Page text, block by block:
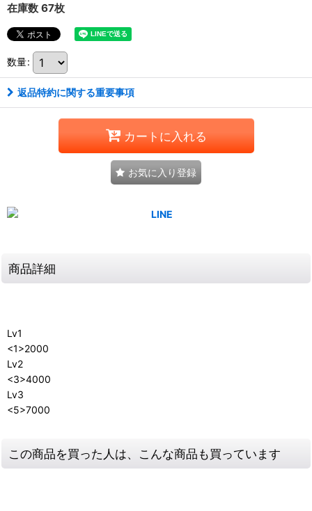
在庫数 67枚
数量:
返品特約に関する重要事項
カートに入れる
お気に入り登録
商品詳細
Lv1
<1>2000
Lv2
<3>4000
Lv3
<5>7000
この商品を買った人は、こんな商品も買っています